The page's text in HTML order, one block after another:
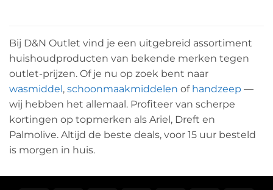
Bij D&N Outlet vind je een uitgebreid assortiment
huishoudproducten van bekende merken tegen
outlet-prijzen. Of je nu op zoek bent naar
wasmiddel, schoonmaakmiddelen of handzeep —
wij hebben het allemaal. Profiteer van scherpe
kortingen op topmerken als Ariel, Dreft en
Palmolive. Altijd de beste deals, voor 15 uur besteld
is morgen in huis.